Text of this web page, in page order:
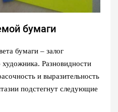
бумаги
бумаги – залог
Разновидности
и выразительность
подстегнут следующие